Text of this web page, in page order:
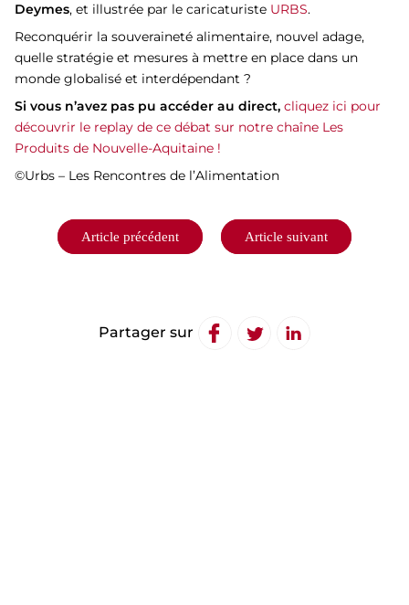
Deymes, et illustrée par le caricaturiste URBS.
Reconquérir la souveraineté alimentaire, nouvel adage,
quelle stratégie et mesures à mettre en place dans un
monde globalisé et interdépendant ?
Si vous n’avez pas pu accéder au direct, cliquez ici pour
découvrir le replay de ce débat sur notre chaîne Les
Produits de Nouvelle-Aquitaine !
©Urbs – Les Rencontres de l’Alimentation
Navigation
Article précédent Article suivant
Partager sur